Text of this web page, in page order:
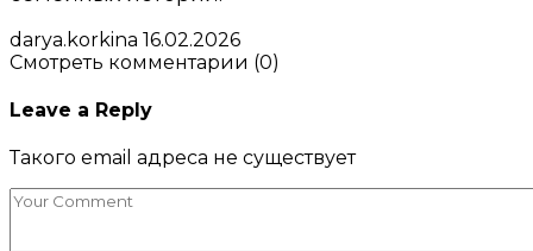
darya.korkina 16.02.2026
Смотреть комментарии (0)
Leave a Reply
Такого email адреса не существует